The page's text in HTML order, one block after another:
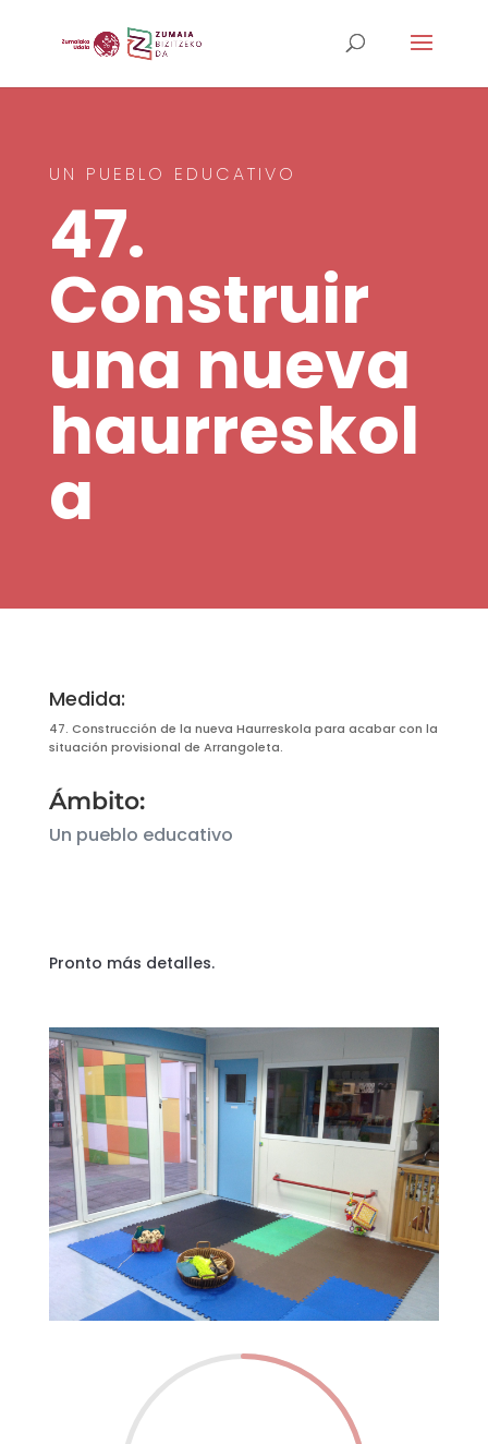
UN PUEBLO EDUCATIVO
47.
Construir
una nueva
haurreskol
a
Medida:
47. Construcción de la nueva Haurreskola para acabar con la
situación provisional de Arrangoleta.
Ámbito:
Un pueblo educativo
Pronto más detalles.